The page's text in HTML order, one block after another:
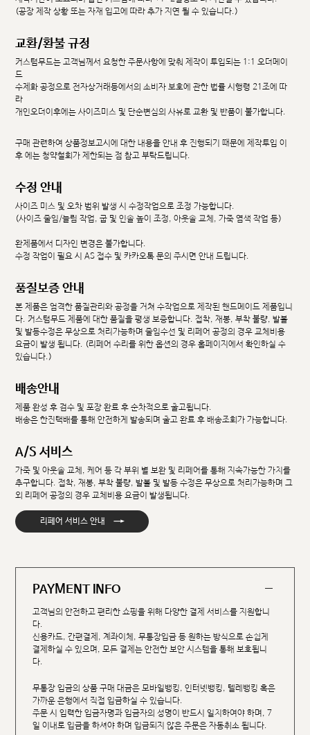
(공장 제작 상황 또는 자재 입고에 따라 추가 지연 될 수 있습니다.)
교환/환불 규정
커스텀무드는 고객님께서 요청한 주문사항에 맞춰 제작이 투입되는 1:1 오더메이
드
수제화 공정으로 전자상거래등에서의 소비자 보호에 관한 법률 시행령 21조에 따
라
개인오더이후에는 사이즈미스 및 단순변심의 사유로 교환 및 반품이 불가합니다.
구매 관련하여 상품정보고시에 대한 내용을 안내 후 진행되기 때문에 제작투입 이
후 에는 청약철회가 제한되는 점 참고 부탁드립니다.
수정 안내
사이즈 미스 및 오차 범위 발생 시 수정작업으로 조정 가능합니다.
(사이즈 줄임/늘림 작업, 굽 및 인솔 높이 조정, 아웃솔 교체, 가죽 염색 작업 등)
완제품에서 디자인 변경은 불가합니다.
수정 작업이 필요 시 AS 접수 및 카카오톡 문의 주시면 안내 드립니다.
품질보증 안내
본 제품은 엄격한 품질관리와 공정을 거쳐 수작업으로 제작된 핸드메이드 제품입니
다. 커스텀무드 제품에 대한 품질을 평생 보증합니다. 접착, 재봉, 부착 불량, 발볼
및 발등수정은 무상으로 처리가능하며 줄임수선 및 리페어 공정의 경우 교체비용
요금이 발생 됩니다. (리페어 수리를 위한 옵션의 경우 홈페이지에서 확인하실 수
있습니다.)
배송안내
제품 완성 후 검수 및 포장 완료 후 순차적으로 출고됩니다.
배송은 한진택배를 통해 안전하게 발송되며 출고 완료 후 배송조회가 가능합니다.
A/S 서비스
가죽 및 아웃솔 교체, 케어 등 각 부위 별 보완 및 리페어를 통해 지속가능한 가치를
추구합니다. 접착, 재봉, 부착 불량, 발볼 및 발등 수정은 무상으로 처리가능하며 그
외 리페어 공정의 경우 교체비용 요금이 발생됩니다.
리페어 서비스 안내 →
PAYMENT INFO
고객님의 안전하고 편리한 쇼핑을 위해 다양한 결제 서비스를 지원합니
다.
신용카드, 간편결제, 계좌이체, 무통장입금 등 원하는 방식으로 손쉽게
결제하실 수 있으며, 모든 결제는 안전한 보안 시스템을 통해 보호됩니
다.
무통장 입금의 상품 구매 대금은 모바일뱅킹, 인터넷뱅킹, 텔레뱅킹 혹은
가까운 은행에서 직접 입금하실 수 있습니다.
주문 시 입력한 입금자명과 입금자의 성명이 반드시 일치하여야 하며, 7
일 이내로 입금을 하셔야 하며 입금되지 않은 주문은 자동취소 됩니다.